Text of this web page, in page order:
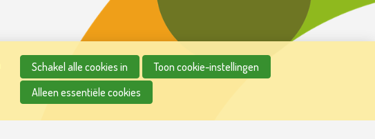
Schakel alle cookies in
Toon cookie-instellingen
Alleen essentiële cookies